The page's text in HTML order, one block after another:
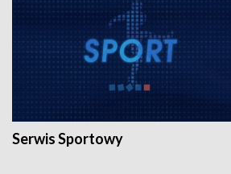
Serwis Sportowy